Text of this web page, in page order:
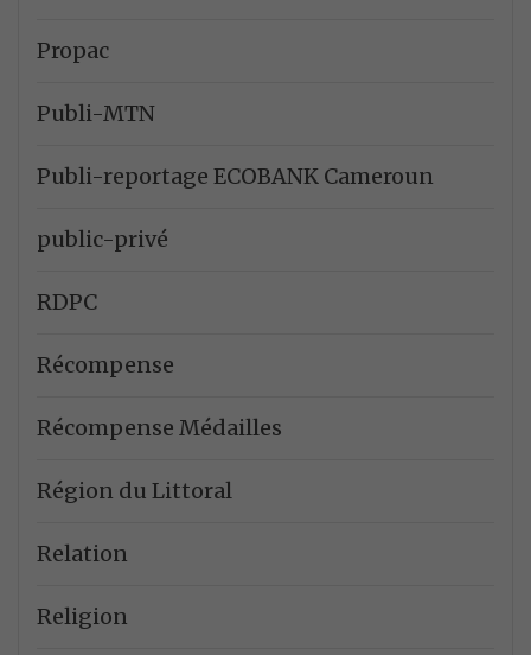
Propac
Publi-MTN
Publi-reportage ECOBANK Cameroun
public-privé
RDPC
Récompense
Récompense Médailles
Région du Littoral
Relation
Religion